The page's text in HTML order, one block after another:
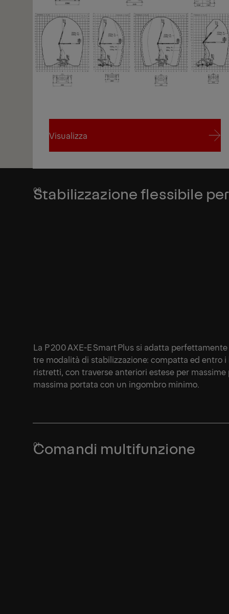
1/4
Visualizza
Visualizza
Stabilizzazione flessibile
La P 200 AXE-E Smart Plus si adatta
tre modalità di stabilizzazione: compatta ed entro
ristretti, con traverse anteriori estese per
massima portata con un ingombro minimo.
Comandi multifunzione